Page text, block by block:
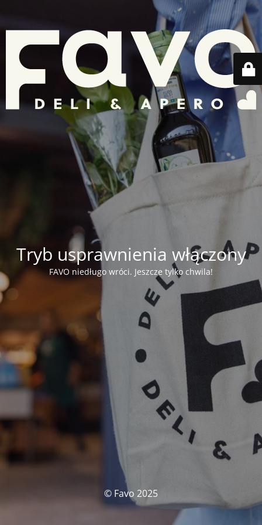
Tryb usprawnienia włączony
FAVO niedługo wróci. Jeszcze tylko chwila!
© Favo 2025